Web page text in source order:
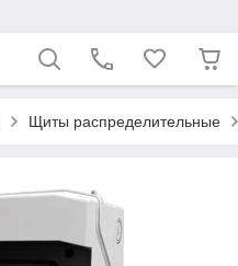
Щиты распределительные